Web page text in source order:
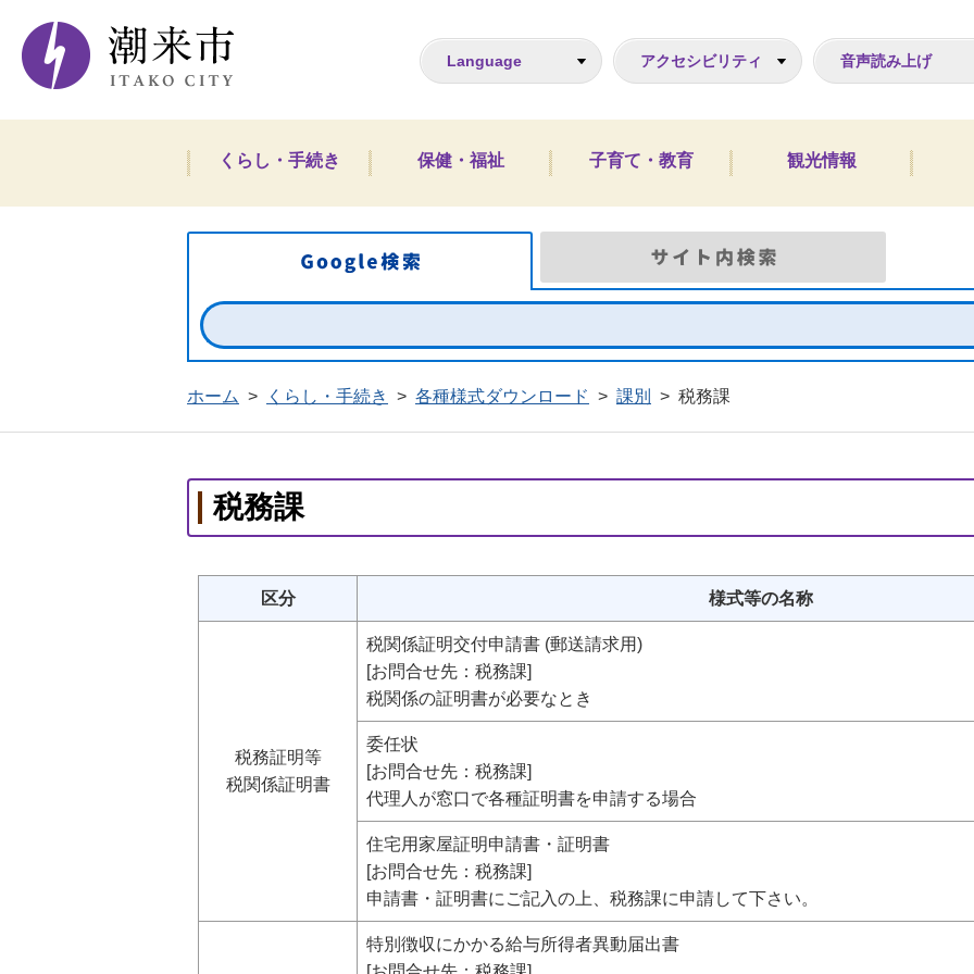
潮来市ホームページ
Language アクセシビリティ 音声読み上げ
くらし・手続き 保健・福祉 子育て・教育 観光情報
Google検索
ホーム > くらし・手続き > 各種様式ダウンロード > 課別 > 税務課
税務課
区分 様式等の名称
税務証明等
税関係証明書
税関係証明交付申請書 (郵送請求用)
[お問合せ先：税務課]
税関係の証明書が必要なとき
委任状
[お問合せ先：税務課]
代理人が窓口で各種証明書を申請する場合
住宅用家屋証明申請書・証明書
[お問合せ先：税務課]
申請書・証明書にご記入の上、税務課に申請して下さい。
特別徴収にかかる給与所得者異動届出書